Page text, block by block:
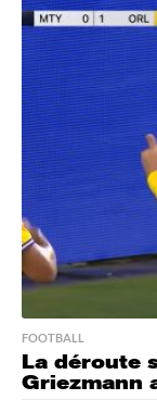
u
r
a
g
o
FOOTBALL
La déroute
Griezmann